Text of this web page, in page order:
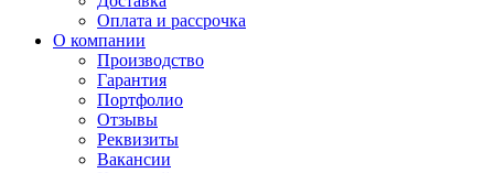
Оплата и рассрочка
О компании
Производство
Гарантия
Портфолио
Отзывы
Реквизиты
Вакансии